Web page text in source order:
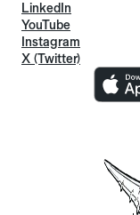
LinkedIn
YouTube
Instagram
X (Twitter)